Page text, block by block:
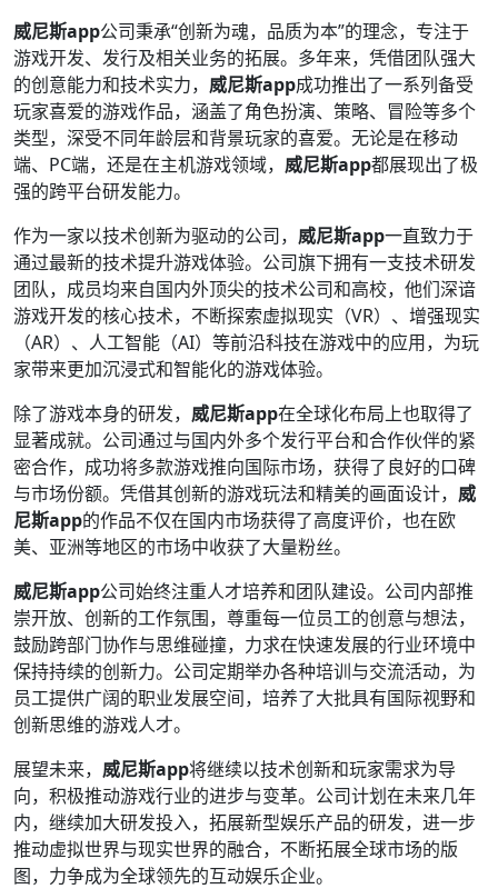
威尼斯app公司秉承“创新为魂，品质为本”的理念，专注于
游戏开发、发行及相关业务的拓展。多年来，凭借团队强大
的创意能力和技术实力， 威尼斯app成功推出了一系列备受
玩家喜爱的游戏作品，涵盖了角色扮演、策略、冒险等多个
类型，深受不同年龄层和背景玩家的喜爱。无论是在移动
端、PC端，还是在主机游戏领域， 威尼斯app都展现出了极
强的跨平台研发能力。
作为一家以技术创新为驱动的公司， 威尼斯app一直致力于
通过最新的技术提升游戏体验。公司旗下拥有一支技术研发
团队，成员均来自国内外顶尖的技术公司和高校，他们深谙
游戏开发的核心技术，不断探索虚拟现实（VR）、增强现实
（AR）、人工智能（AI）等前沿科技在游戏中的应用，为玩
家带来更加沉浸式和智能化的游戏体验。
除了游戏本身的研发， 威尼斯app在全球化布局上也取得了
显著成就。公司通过与国内外多个发行平台和合作伙伴的紧
密合作，成功将多款游戏推向国际市场，获得了良好的口碑
与市场份额。凭借其创新的游戏玩法和精美的画面设计， 威
尼斯app的作品不仅在国内市场获得了高度评价，也在欧
美、亚洲等地区的市场中收获了大量粉丝。
威尼斯app公司始终注重人才培养和团队建设。公司内部推
崇开放、创新的工作氛围，尊重每一位员工的创意与想法，
鼓励跨部门协作与思维碰撞，力求在快速发展的行业环境中
保持持续的创新力。公司定期举办各种培训与交流活动，为
员工提供广阔的职业发展空间，培养了大批具有国际视野和
创新思维的游戏人才。
展望未来， 威尼斯app将继续以技术创新和玩家需求为导
向，积极推动游戏行业的进步与变革。公司计划在未来几年
内，继续加大研发投入，拓展新型娱乐产品的研发，进一步
推动虚拟世界与现实世界的融合，不断拓展全球市场的版
图，力争成为全球领先的互动娱乐企业。